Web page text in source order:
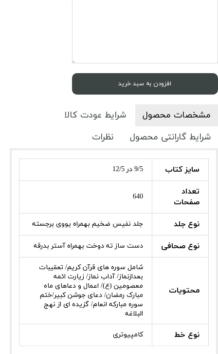
افزودن به سبد خرید
مشخصات محصول
شرایط عودت کالا
شرایط گارانتی محصول
نظرات
سایز کتاب 9/5 در 12/5
تعداد
صفحات
640
نوع جلد جلد نفیس ضخیم بهمراه یووی برجسته
نوع صحافی دست ساز ته دوخت بهمراه آستر بدرقه
محتویات
شامل سوره های قرآن کریم/ تعقیبات
بعدازنماز/ آداب نماز/ زیارت ائمه
معصومین (ع)/ اعمال و دعاهای ماه
مبارک رمضان/ دعای جوشن کبیر/ختم
سوره مبارکه انعام/ گزیده ای از نهج
البلاغه
نوع خط کامپیوتری